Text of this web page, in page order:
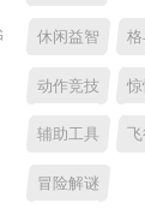
休闲益智
动作竞技
辅助工具
冒险解谜